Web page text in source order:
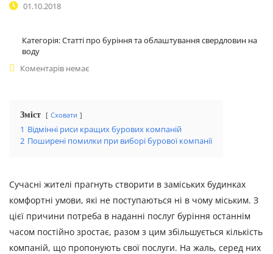
01.10.2018
Категорія:Статті про буріння та облаштування свердловин на
воду
Коментарів немає
Зміст Сховати
1 Відмінні риси кращих бурових компаній
2 Поширені помилки при виборі бурової компанії
Сучасні жителі прагнуть створити в заміських будинках
комфортні умови, які не поступаються ні в чому міським. З
цієї причини потреба в наданні послуг буріння останнім
часом постійно зростає, разом з цим збільшується кількість
компаній, що пропонують свої послуги. На жаль, серед них